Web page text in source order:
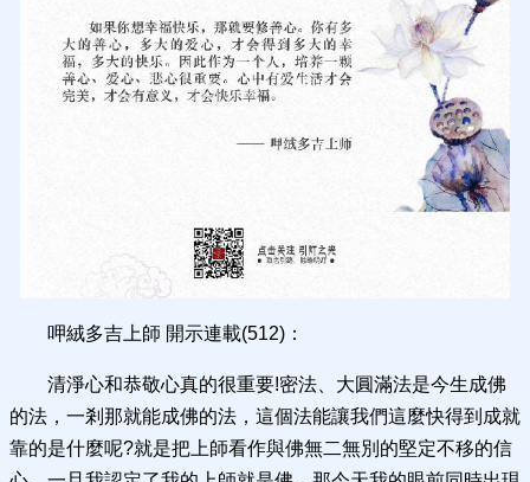
呷絨多吉上師 開示連載(512)：
清淨心和恭敬心真的很重要!密法、大圓滿法是今生成佛
的法，一剎那就能成佛的法，這個法能讓我們這麼快得到成就
靠的是什麼呢?就是把上師看作與佛無二無別的堅定不移的信